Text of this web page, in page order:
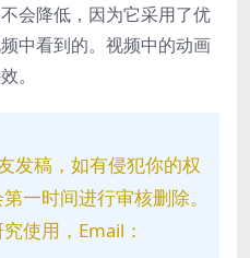
会降低，因为它采用了优
中看到的。视频中的动画
。
发稿，如有侵犯你的权
一时间进行审核删除。
使用，Email：